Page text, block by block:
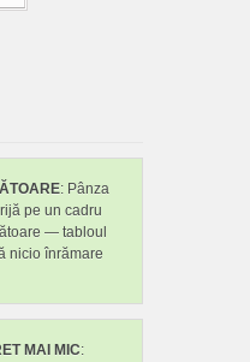
: Pânza
pe un cadru
— tabloul
nicio înrămare
MAI MIC: